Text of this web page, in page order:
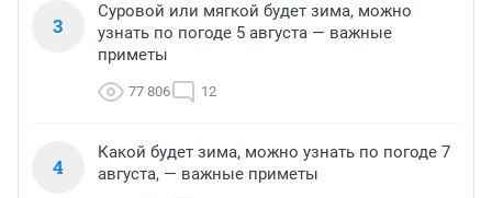
3
Суровой или мягкой будет зима, можно
узнать по погоде 5 августа — важные
приметы
77 806 12
4
Какой будет зима, можно узнать по погоде 7
августа, — важные приметы